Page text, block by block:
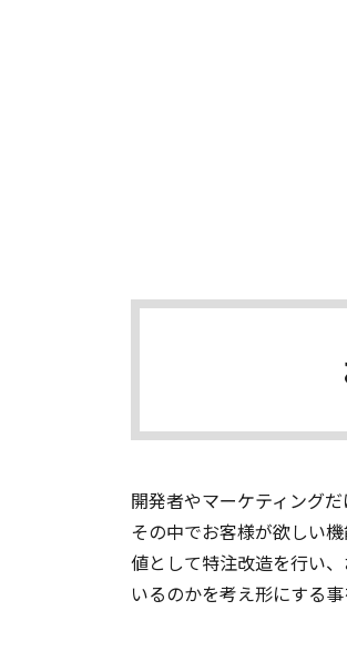
開発者やマーケティング
その中でお客様が欲しい
値として特注改造を行い
いるのかを考え形にする事